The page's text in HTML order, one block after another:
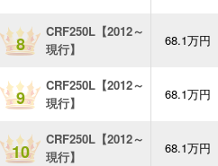
8
CRF250L【2012～
現行】
68.1万円
9
CRF250L【2012～
現行】
68.1万円
10
CRF250L【2012～
現行】
68.1万円